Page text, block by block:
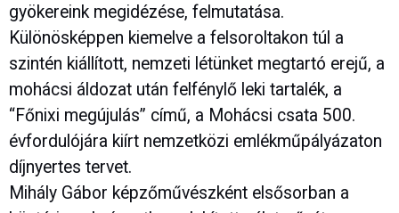
gyökereink megidézése, felmutatása.
Különösképpen kiemelve a felsoroltakon túl a
szintén kiállított, nemzeti létünket megtartó erejű, a
mohácsi áldozat után felfénylő leki tartalék, a
“Főnixi megújulás” című, a Mohácsi csata 500.
évfordulójára kiírt nemzetközi emlékműpályázaton
díjnyertes tervet.
Mihály Gábor képzőművészként elsősorban a